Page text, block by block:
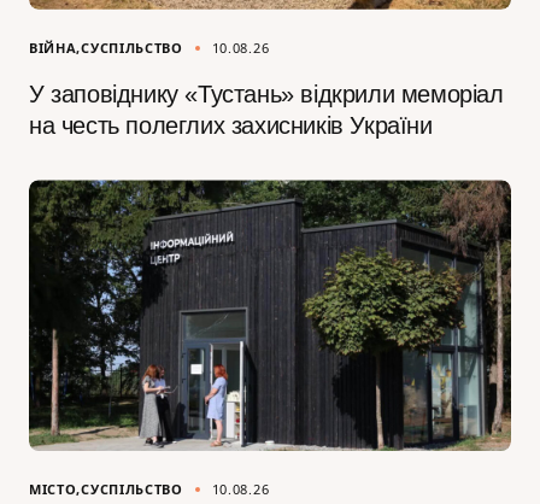
ВІЙНА СУСПІЛЬСТВО 10.08.26
У заповіднику «Тустань» відкрили меморіал
на честь полеглих захисників України
МІСТО СУСПІЛЬСТВО 10.08.26